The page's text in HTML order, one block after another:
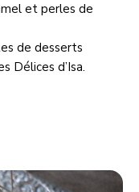
et perles de
de desserts
Délices d’Isa.